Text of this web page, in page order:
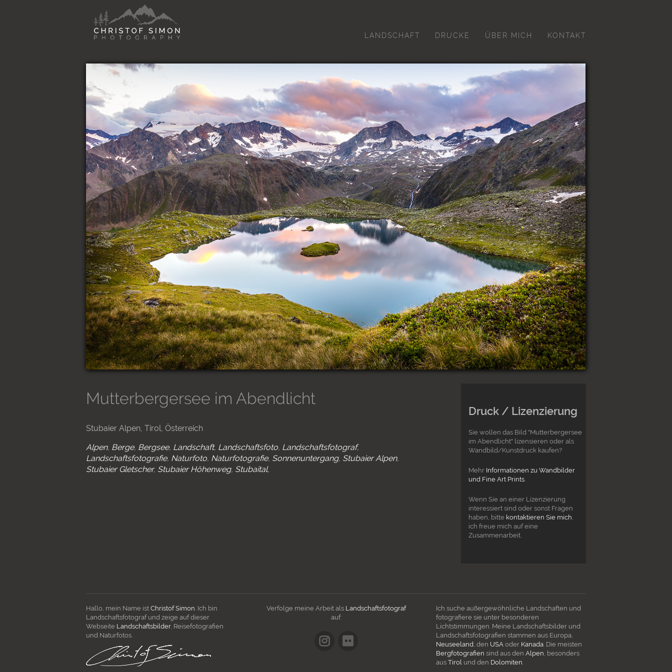
LANDSCHAFT DRUCKE ÜBER MICH KONTAKT
Mutterbergersee im Abendlicht
Stubaier Alpen, Tirol, Österreich
Alpen Berge Bergsee Landschaft Landschaftsfoto Landschaftsfotograf
Landschaftsfotografie Naturfoto Naturfotografie Sonnenuntergang Stubaier Alpen
Stubaier Gletscher Stubaier Höhenweg Stubaital
Druck / Lizenzierung
Sie wollen das Bild "Mutterbergersee
im Abendlicht" lizensieren oder als
Wandbild/Kunstdruck kaufen?
Mehr Informationen zu Wandbilder
und Fine Art Prints.
Wenn Sie an einer Lizenzierung
interessiert sind oder sonst Fragen
haben, bitte kontaktieren Sie mich,
ich freue mich auf eine
Zusammenarbeit.
Hallo, mein Name ist Christof Simon. Ich bin
Landschaftsfotograf und zeige auf dieser
Webseite Landschaftsbilder, Reisefotografien
und Naturfotos.
Verfolge meine Arbeit als Landschaftsfotograf
auf:
Ich suche außergewöhnliche Landschaften und
fotografiere sie unter besonderen
Lichtstimmungen. Meine Landschaftsbilder und
Landschaftsfotografien stammen aus Europa,
Neuseeland, den USA oder Kanada. Die meisten
Bergfotografien sind aus den Alpen, besonders
aus Tirol und den Dolomiten.